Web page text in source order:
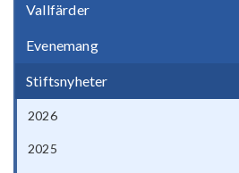
Vallfärder
Evenemang
Stiftsnyheter
2026
2025